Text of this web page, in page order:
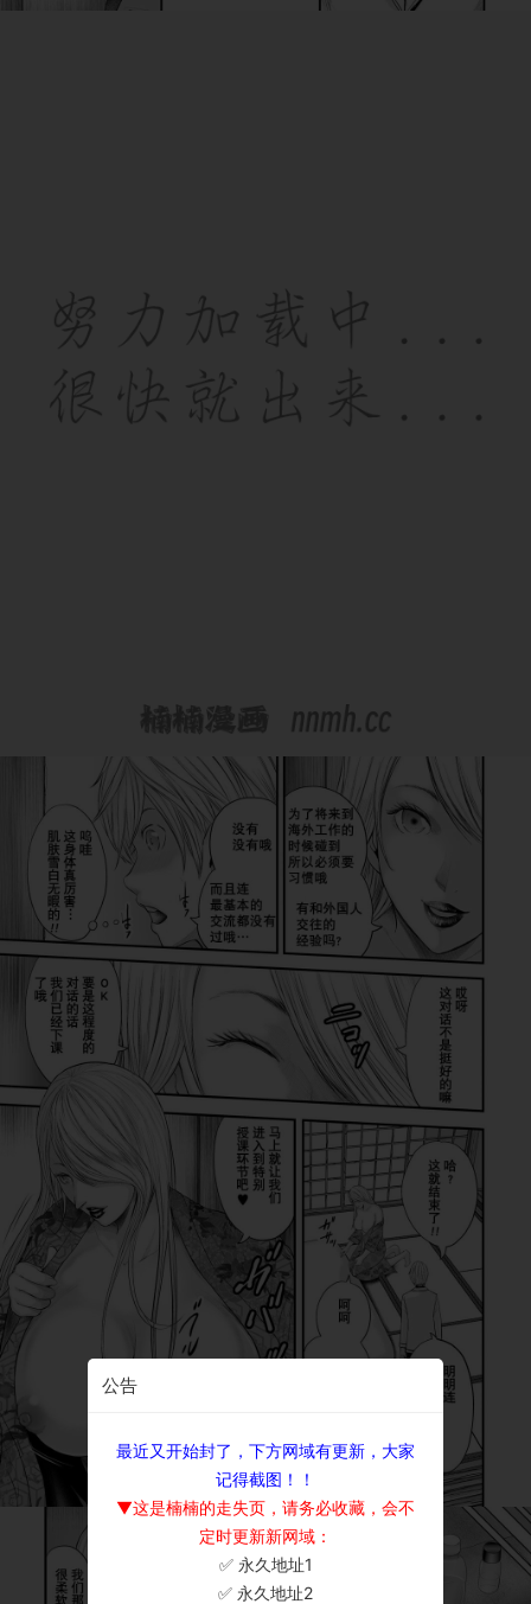
公告
最近又开始封了，下方网域有更新，大家
记得截图！！
▼这是楠楠的走失页，请务必收藏，会不
定时更新新网域：
✅ 永久地址1
✅ 永久地址2